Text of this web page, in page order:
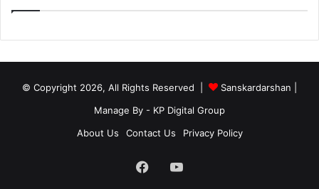
© Copyright 2026, All Rights Reserved | Sanskardarshan
Manage By - KP Digital Group
About Us
Contact Us Privacy Policy
FacebookYouTube